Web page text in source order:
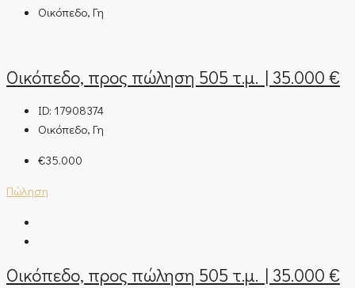
Οικόπεδο, Γη
Οικόπεδο, προς πώληση 505 τ.μ. | 35.000 €
ID: 17908374
Οικόπεδο, Γη
€35.000
Πώληση
Οικόπεδο, προς πώληση 505 τ.μ. | 35.000 €